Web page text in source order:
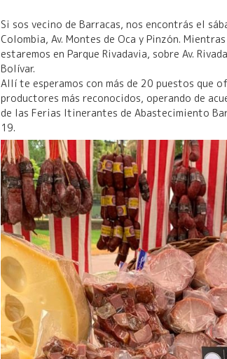
Si sos vecino de Barracas, nos encontrás el
Colombia, Av. Montes de Oca y Pinzón.
estaremos en Parque Rivadavia, sobre Av.
Bolívar.
Allí te esperamos con más de 20 puestos que
productores más reconocidos, operando de
de las Ferias Itinerantes de Abastecimiento
19.